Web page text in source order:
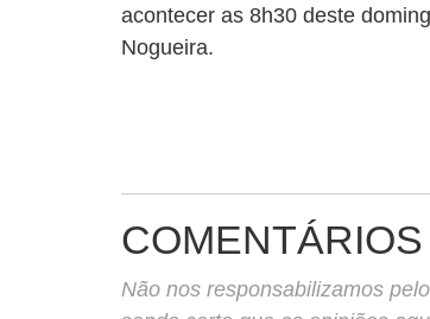
acontecer as 8h30 deste
Nogueira.
COMENTÁRIOS
Não nos responsabilizamos